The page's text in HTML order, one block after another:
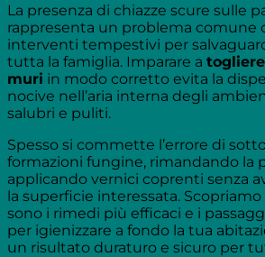
La presenza di chiazze scure sulle
rappresenta un problema comune
interventi tempestivi per
tutta la famiglia. Imparare a
muri in modo corretto evita la
nocive nell’aria interna degli
salubri e puliti.
Spesso si commette l’errore di
formazioni fungine, rimandando la
applicando vernici coprenti senza
la superficie interessata.
sono i rimedi più efficaci e i
per igienizzare a fondo la tua
un risultato duraturo e sicuro per